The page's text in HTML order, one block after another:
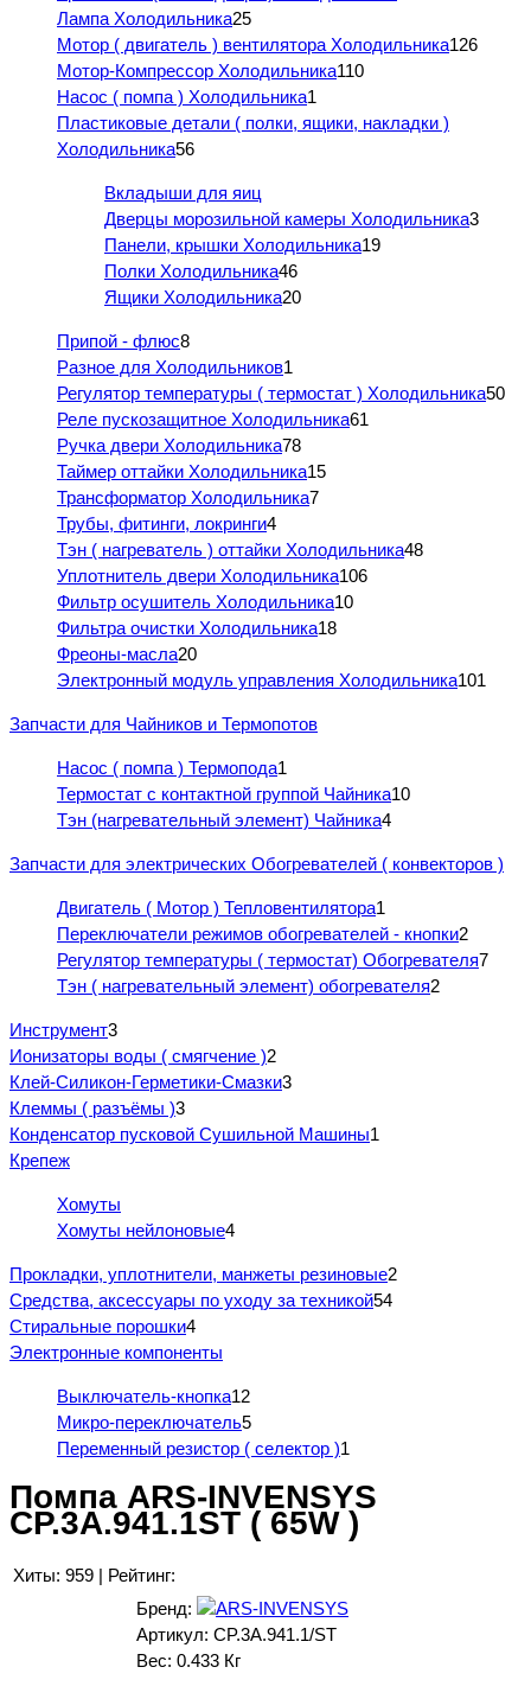
Лампа Холодильника25
Мотор ( двигатель ) вентилятора Холодильника126
Мотор-Компрессор Холодильника110
Насос ( помпа ) Холодильника1
Пластиковые детали ( полки, ящики, накладки )
Холодильника56
Вкладыши для яиц
Дверцы морозильной камеры Холодильника3
Панели, крышки Холодильника19
Полки Холодильника46
Ящики Холодильника20
Припой - флюс8
Разное для Холодильников1
Регулятор температуры ( термостат ) Холодильника50
Реле пускозащитное Холодильника61
Ручка двери Холодильника78
Таймер оттайки Холодильника15
Трансформатор Холодильника7
Трубы, фитинги, локринги4
Тэн ( нагреватель ) оттайки Холодильника48
Уплотнитель двери Холодильника106
Фильтр осушитель Холодильника10
Фильтра очистки Холодильника18
Фреоны-масла20
Электронный модуль управления Холодильника101
Запчасти для Чайников и Термопотов
Насос ( помпа ) Термопода1
Термостат с контактной группой Чайника10
Тэн (нагревательный элемент) Чайника4
Запчасти для электрических Обогревателей ( конвекторов )
Двигатель ( Мотор ) Тепловентилятора1
Переключатели режимов обогревателей - кнопки2
Регулятор температуры ( термостат) Обогревателя7
Тэн ( нагревательный элемент) обогревателя2
Инструмент3
Ионизаторы воды ( смягчение )2
Клей-Силикон-Герметики-Смазки3
Клеммы ( разъёмы )3
Конденсатор пусковой Сушильной Машины1
Крепеж
Хомуты
Хомуты нейлоновые4
Прокладки, уплотнители, манжеты резиновые2
Средства, аксессуары по уходу за техникой54
Стиральные порошки4
Электронные компоненты
Выключатель-кнопка12
Микро-переключатель5
Переменный резистор ( селектор )1
Помпа ARS-INVENSYS
CP.3A.941.1ST ( 65W )
Хиты: 959 | Рейтинг:
Бренд:
Артикул: CP.3A.941.1/ST
Вес: 0.433 Кг